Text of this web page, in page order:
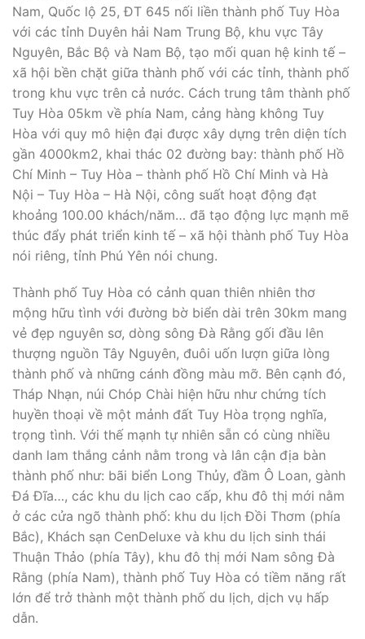
Nam, Quốc lộ 25, ĐT 645 nối liền thành phố Tuy Hòa
với các tỉnh Duyên hải Nam Trung Bộ, khu vực Tây
Nguyên, Bắc Bộ và Nam Bộ, tạo mối quan hệ kinh tế –
xã hội bền chặt giữa thành phố với các tỉnh, thành phố
trong khu vực trên cả nước. Cách trung tâm thành phố
Tuy Hòa 05km về phía Nam, cảng hàng không Tuy
Hòa với quy mô hiện đại được xây dựng trên diện tích
gần 4000km2, khai thác 02 đường bay: thành phố Hồ
Chí Minh – Tuy Hòa – thành phố Hồ Chí Minh và Hà
Nội – Tuy Hòa – Hà Nội, công suất hoạt động đạt
khoảng 100.00 khách/năm… đã tạo động lực mạnh mẽ
thúc đẩy phát triển kinh tế – xã hội thành phố Tuy Hòa
nói riêng, tỉnh Phú Yên nói chung.
Thành phố Tuy Hòa có cảnh quan thiên nhiên thơ
mộng hữu tình với đường bờ biển dài trên 30km mang
vẻ đẹp nguyên sơ, dòng sông Đà Rằng gối đầu lên
thượng nguồn Tây Nguyên, đuôi uốn lượn giữa lòng
thành phố và những cánh đồng màu mỡ. Bên cạnh đó,
Tháp Nhạn, núi Chóp Chài hiện hữu như chứng tích
huyền thoại về một mảnh đất Tuy Hòa trọng nghĩa,
trọng tình. Với thế mạnh tự nhiên sẵn có cùng nhiều
danh lam thắng cảnh nằm trong và lân cận địa bàn
thành phố như: bãi biển Long Thủy, đầm Ô Loan, gành
Đá Đĩa…, các khu du lịch cao cấp, khu đô thị mới nằm
ở các cửa ngõ thành phố: khu du lịch Đồi Thơm (phía
Bắc), Khách sạn CenDeluxe và khu du lịch sinh thái
Thuận Thảo (phía Tây), khu đô thị mới Nam sông Đà
Rằng (phía Nam), thành phố Tuy Hòa có tiềm năng rất
lớn để trở thành một thành phố du lịch, dịch vụ hấp
dẫn.